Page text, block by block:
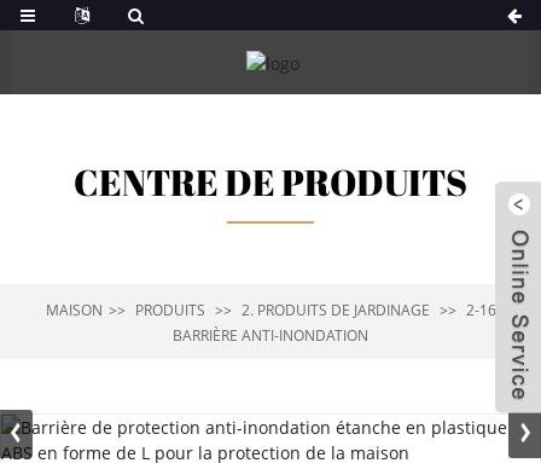
CENTRE DE PRODUITS
MAISON PRODUITS 2. PRODUITS DE JARDINAGE
2-16
BARRIÈRE ANTI-INONDATION